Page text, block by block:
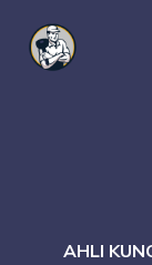
AHLI